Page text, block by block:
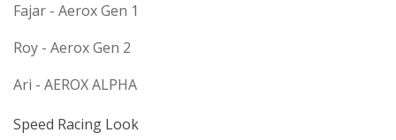
Fajar - Aerox Gen 1
Roy - Aerox Gen 2
Ari - AEROX ALPHA
Speed Racing Look